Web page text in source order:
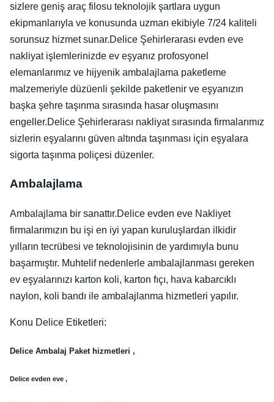
sizlere geniş araç filosu teknolojik şartlara uygun
ekipmanlarıyla ve konusunda uzman ekibiyle 7/24 kaliteli
sorunsuz hizmet sunar.Delice Şehirlerarası evden eve
nakliyat işlemlerinizde ev eşyanız profosyonel
elemanlarımız ve hijyenik ambalajlama paketleme
malzemeriyle düzüenli şekilde paketlenir ve eşyanızın
başka şehre taşınma sırasında hasar oluşmasını
engeller.Delice Şehirlerarası nakliyat sırasında firmalarımız
sizlerin eşyalarını güven altında taşınması için eşyalara
sigorta taşınma poliçesi düzenler.
Ambalajlama
Ambalajlama bir sanattır.Delice evden eve Nakliyet
firmalarımızın bu işi en iyi yapan kuruluşlardan ilkidir
yılların tecrübesi ve teknolojisinin de yardımıyla bunu
başarmıştır. Muhtelif nedenlerle ambalajlanması gereken
ev eşyalarınızı karton koli, karton fıçı, hava kabarcıklı
naylon, koli bandı ile ambalajlanma hizmetleri yapılır.
Konu Delice Etiketleri:
Delice Ambalaj Paket hizmetleri ,
Delice evden eve ,